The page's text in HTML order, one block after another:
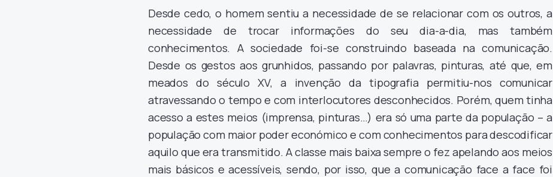
Desde cedo, o homem sentiu a necessidade de se relacionar com os outros, a
necessidade de trocar informações do seu dia-a-dia, mas também
conhecimentos. A sociedade foi-se construindo baseada na comunicação.
Desde os gestos aos grunhidos, passando por palavras, pinturas, até que, em
meados do século XV, a invenção da tipografia permitiu-nos comunicar
atravessando o tempo e com interlocutores desconhecidos. Porém, quem tinha
acesso a estes meios (imprensa, pinturas…) era só uma parte da população – a
população com maior poder económico e com conhecimentos para descodificar
aquilo que era transmitido. A classe mais baixa sempre o fez apelando aos meios
mais básicos e acessíveis, sendo, por isso, que a comunicação face a face foi